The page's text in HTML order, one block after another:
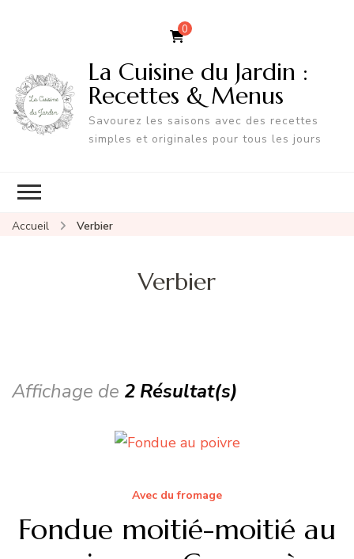
0
La Cuisine du Jardin :
Recettes & Menus
Savourez les saisons avec des recettes
simples et originales pour tous les jours
Accueil Verbier
Verbier
Affichage de 2 Résultat(s)
Avec du fromage
Fondue moitié-moitié au